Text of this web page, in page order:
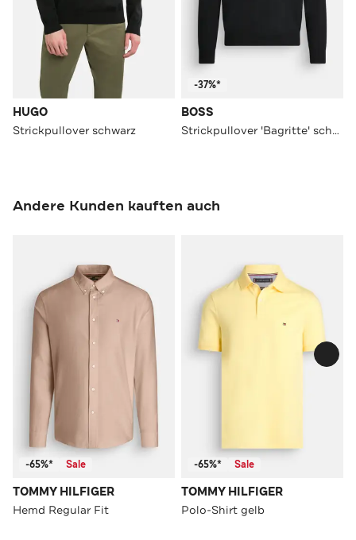
HUGO
Strickpullover schwarz
-37%*
BOSS
Strickpullover 'Bagritte' schwarz
Andere Kunden kauften auch
-65%* Sale
TOMMY HILFIGER
Hemd Regular Fit
-65%* Sale
TOMMY HILFIGER
Polo-Shirt gelb